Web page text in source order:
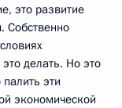
это развитие
Собственно
делать. Но это
эти
экономической